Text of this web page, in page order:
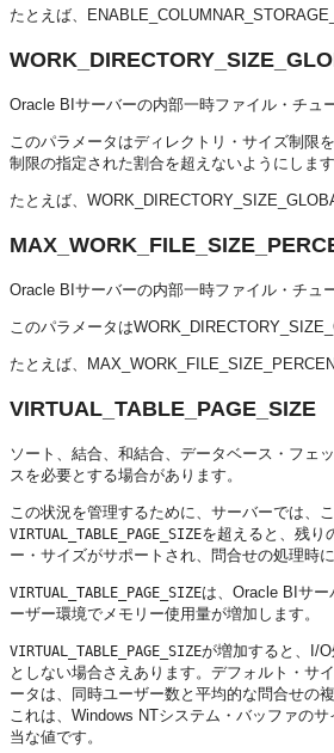
たとえば、
Oracle BIサーバーの内部一時ファイル・チュ
このパラメータはディレクトリ・サイズ制限
制限の指定された割合を超えないようにします
たとえば、
Oracle BIサーバーの内部一時ファイル・チュ
このパラメータは
たとえば、
VIRTUAL_TABLE_PAGE_SIZE
ソート、結合、和結合、データベース・フェ
スを必要とする場合があります。
この状況を管理するために、サーバーでは、
VIRTUAL_TABLE_PAGE_SIZEを超えると、残り
ー・サイズがサポートされ、問合せの処理時
VIRTUAL_TABLE_PAGE_SIZEは、 Oracle BIサー
ーザー環境でメモリー使用量が増加します。
VIRTUAL_TABLE_PAGE_SIZEが増加すると、I/
としない場合さえあります。デフォルト・サ
ータは、同時ユーザー数と平均的な問合せの
これは、Windows NTシステム・バッファの
当な値です。